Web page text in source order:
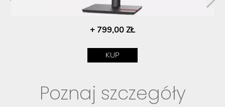
+ 799,00 ZŁ
KUP
Poznaj szczegóły